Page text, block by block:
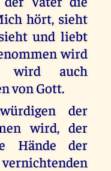
hört, sieht
und liebt
wird
wird auch
von Gott.
der
wird, der
Hände der